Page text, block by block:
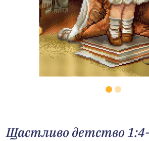
Щастливо детство